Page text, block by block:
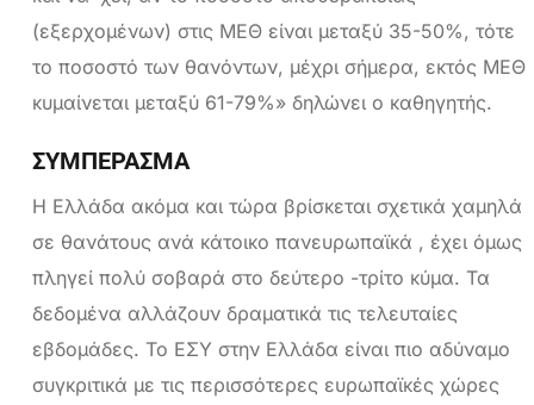
(εξερχομένων) στις ΜΕΘ είναι μεταξύ 35-50%, τότε
το ποσοστό των θανόντων, μέχρι σήμερα, εκτός ΜΕΘ
κυμαίνεται μεταξύ 61-79%» δηλώνει ο καθηγητής.
ΣΥΜΠΕΡΑΣΜΑ
Η Ελλάδα ακόμα και τώρα βρίσκεται σχετικά χαμηλά
σε θανάτους ανά κάτοικο πανευρωπαϊκά , έχει όμως
πληγεί πολύ σοβαρά στο δεύτερο -τρίτο κύμα. Τα
δεδομένα αλλάζουν δραματικά τις τελευταίες
εβδομάδες. Το ΕΣΥ στην Ελλάδα είναι πιο αδύναμο
συγκριτικά με τις περισσότερες ευρωπαϊκές χώρες